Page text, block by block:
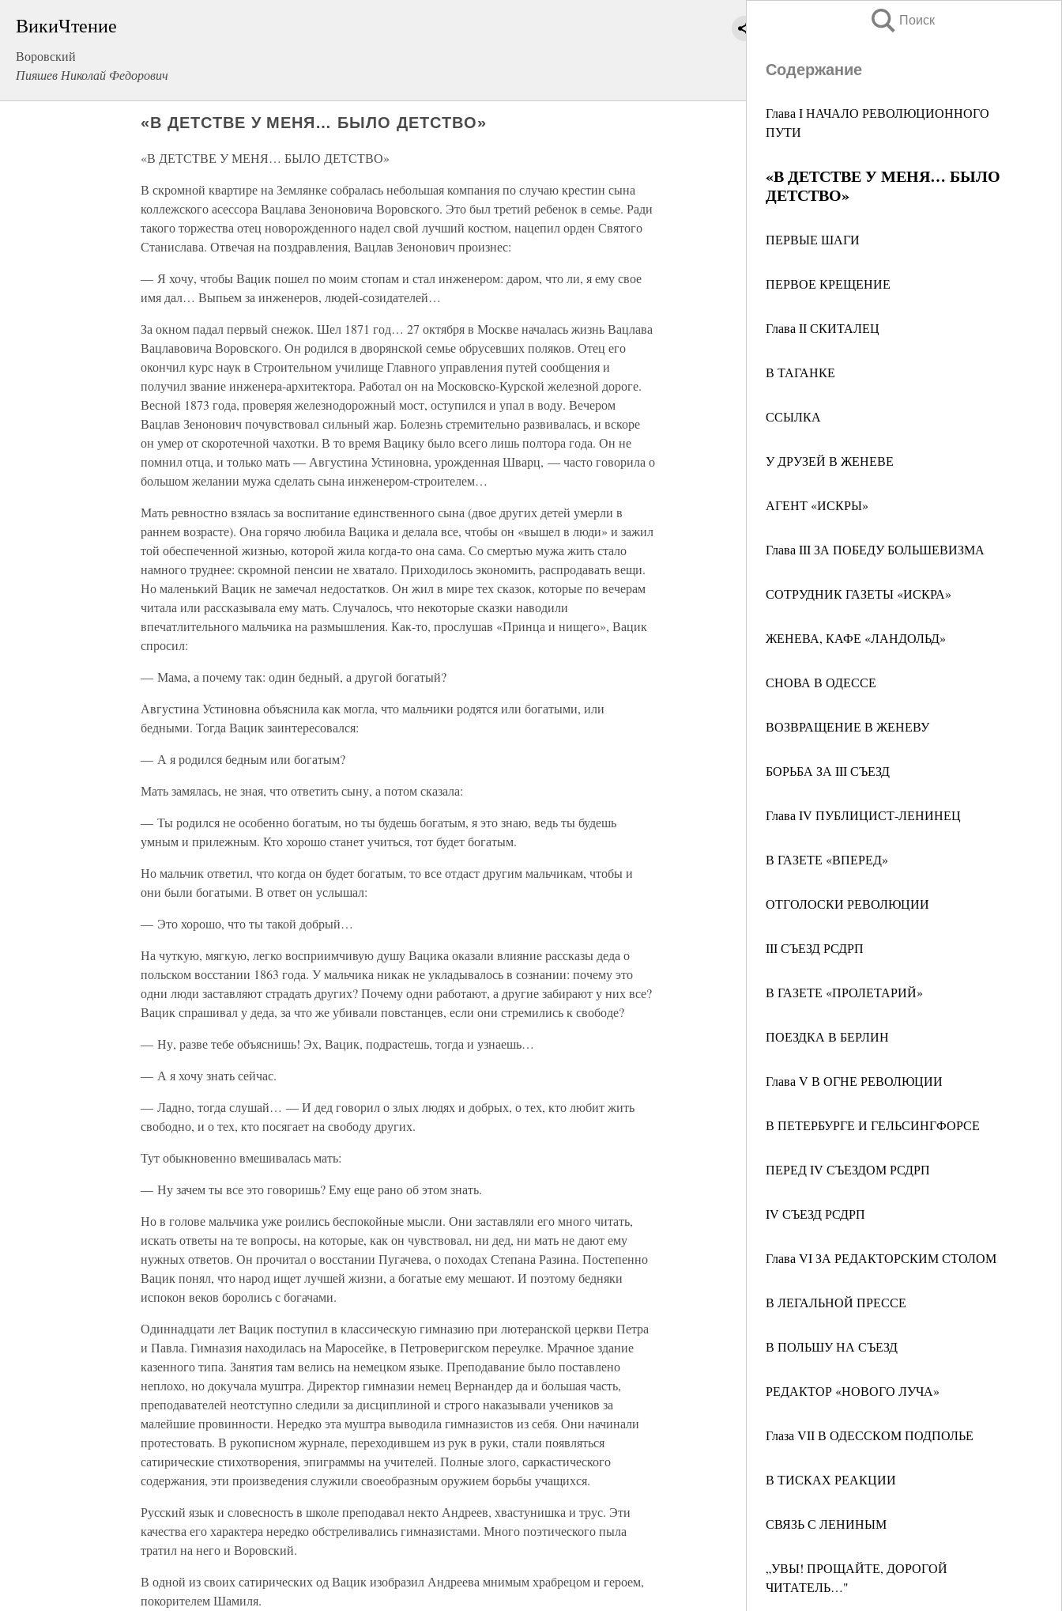
ВикиЧтение
Воровский
Пияшев Николай Федорович
Поиск
Содержание
Глава I НАЧАЛО РЕВОЛЮЦИОННОГО
ПУТИ
«В ДЕТСТВЕ У МЕНЯ… БЫЛО
ДЕТСТВО»
ПЕРВЫЕ ШАГИ
ПЕРВОЕ КРЕЩЕНИЕ
Глава II СКИТАЛЕЦ
В ТАГАНКЕ
ССЫЛКА
У ДРУЗЕЙ В ЖЕНЕВЕ
АГЕНТ «ИСКРЫ»
Глава III ЗА ПОБЕДУ БОЛЬШЕВИЗМА
СОТРУДНИК ГАЗЕТЫ «ИСКРА»
ЖЕНЕВА, КАФЕ «ЛАНДОЛЬД»
СНОВА В ОДЕССЕ
ВОЗВРАЩЕНИЕ В ЖЕНЕВУ
БОРЬБА ЗА III СЪЕЗД
Глава IV ПУБЛИЦИСТ-ЛЕНИНЕЦ
В ГАЗЕТЕ «ВПЕРЕД»
ОТГОЛОСКИ РЕВОЛЮЦИИ
III СЪЕЗД РСДРП
В ГАЗЕТЕ «ПРОЛЕТАРИЙ»
ПОЕЗДКА В БЕРЛИН
Глава V В ОГНЕ РЕВОЛЮЦИИ
В ПЕТЕРБУРГЕ И ГЕЛЬСИНГФОРСЕ
ПЕРЕД IV СЪЕЗДОМ РСДРП
IV СЪЕЗД РСДРП
Глава VI ЗА РЕДАКТОРСКИМ СТОЛОМ
В ЛЕГАЛЬНОЙ ПРЕССЕ
В ПОЛЬШУ НА СЪЕЗД
РЕДАКТОР «НОВОГО ЛУЧА»
Глаза VII В ОДЕССКОМ ПОДПОЛЬЕ
В ТИСКАХ РЕАКЦИИ
СВЯЗЬ С ЛЕНИНЫМ
„УВЫ! ПРОЩАЙТЕ, ДОРОГОЙ
ЧИТАТЕЛЬ…"
«В ДЕТСТВЕ У МЕНЯ… БЫЛО ДЕТСТВО»
«В ДЕТСТВЕ У МЕНЯ… БЫЛО ДЕТСТВО»
В скромной квартире на Землянке собралась небольшая компания по случаю крестин сына
коллежского асессора Вацлава Зеноновича Воровского. Это был третий ребенок в семье. Ради
такого торжества отец новорожденного надел свой лучший костюм, нацепил орден Святого
Станислава. Отвечая на поздравления, Вацлав Зенонович произнес:
— Я хочу, чтобы Вацик пошел по моим стопам и стал инженером: даром, что ли, я ему свое
имя дал… Выпьем за инженеров, людей-созидателей…
За окном падал первый снежок. Шел 1871 год… 27 октября в Москве началась жизнь Вацлава
Вацлавовича Воровского. Он родился в дворянской семье обрусевших поляков. Отец его
окончил курс наук в Строительном училище Главного управления путей сообщения и
получил звание инженера-архитектора. Работал он на Московско-Курской железной дороге.
Весной 1873 года, проверяя железнодорожный мост, оступился и упал в воду. Вечером
Вацлав Зенонович почувствовал сильный жар. Болезнь стремительно развивалась, и вскоре
он умер от скоротечной чахотки. В то время Вацику было всего лишь полтора года. Он не
помнил отца, и только мать — Августина Устиновна, урожденная Шварц, — часто говорила о
большом желании мужа сделать сына инженером-строителем…
Мать ревностно взялась за воспитание единственного сына (двое других детей умерли в
раннем возрасте). Она горячо любила Вацика и делала все, чтобы он «вышел в люди» и зажил
той обеспеченной жизнью, которой жила когда-то она сама. Со смертью мужа жить стало
намного труднее: скромной пенсии не хватало. Приходилось экономить, распродавать вещи.
Но маленький Вацик не замечал недостатков. Он жил в мире тех сказок, которые по вечерам
читала или рассказывала ему мать. Случалось, что некоторые сказки наводили
впечатлительного мальчика на размышления. Как-то, прослушав «Принца и нищего», Вацик
спросил:
— Мама, а почему так: один бедный, а другой богатый?
Августина Устиновна объяснила как могла, что мальчики родятся или богатыми, или
бедными. Тогда Вацик заинтересовался:
— А я родился бедным или богатым?
Мать замялась, не зная, что ответить сыну, а потом сказала:
— Ты родился не особенно богатым, но ты будешь богатым, я это знаю, ведь ты будешь
умным и прилежным. Кто хорошо станет учиться, тот будет богатым.
Но мальчик ответил, что когда он будет богатым, то все отдаст другим мальчикам, чтобы и
они были богатыми. В ответ он услышал:
— Это хорошо, что ты такой добрый…
На чуткую, мягкую, легко восприимчивую душу Вацика оказали влияние рассказы деда о
польском восстании 1863 года. У мальчика никак не укладывалось в сознании: почему это
одни люди заставляют страдать других? Почему одни работают, а другие забирают у них все?
Вацик спрашивал у деда, за что же убивали повстанцев, если они стремились к свободе?
— Ну, разве тебе объяснишь! Эх, Вацик, подрастешь, тогда и узнаешь…
— А я хочу знать сейчас.
— Ладно, тогда слушай… — И дед говорил о злых людях и добрых, о тех, кто любит жить
свободно, и о тех, кто посягает на свободу других.
Тут обыкновенно вмешивалась мать:
— Ну зачем ты все это говоришь? Ему еще рано об этом знать.
Но в голове мальчика уже роились беспокойные мысли. Они заставляли его много читать,
искать ответы на те вопросы, на которые, как он чувствовал, ни дед, ни мать не дают ему
нужных ответов. Он прочитал о восстании Пугачева, о походах Степана Разина. Постепенно
Вацик понял, что народ ищет лучшей жизни, а богатые ему мешают. И поэтому бедняки
испокон веков боролись с богачами.
Одиннадцати лет Вацик поступил в классическую гимназию при лютеранской церкви Петра
и Павла. Гимназия находилась на Маросейке, в Петроверигском переулке. Мрачное здание
казенного типа. Занятия там велись на немецком языке. Преподавание было поставлено
неплохо, но докучала муштра. Директор гимназии немец Вернандер да и большая часть,
преподавателей неотступно следили за дисциплиной и строго наказывали учеников за
малейшие провинности. Нередко эта муштра выводила гимназистов из себя. Они начинали
протестовать. В рукописном журнале, переходившем из рук в руки, стали появляться
сатирические стихотворения, эпиграммы на учителей. Полные злого, саркастического
содержания, эти произведения служили своеобразным оружием борьбы учащихся.
Русский язык и словесность в школе преподавал некто Андреев, хвастунишка и трус. Эти
качества его характера нередко обстреливались гимназистами. Много поэтического пыла
тратил на него и Воровский.
В одной из своих сатирических од Вацик изобразил Андреева мнимым храбрецом и героем,
покорителем Шамиля.